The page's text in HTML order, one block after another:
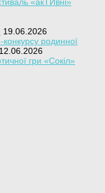
19.06.2026
родинної
12.06.2026
гри «Сокіл»